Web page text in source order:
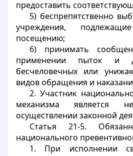
предоставить
5) беспрепятственно
учреждения,
посещению;
6) принимать
применении пыток и
бесчеловечных или
видов обращения и
2. Участник
механизма является
осуществлении законной
Статья 21-5.
национального
1. При исполнении